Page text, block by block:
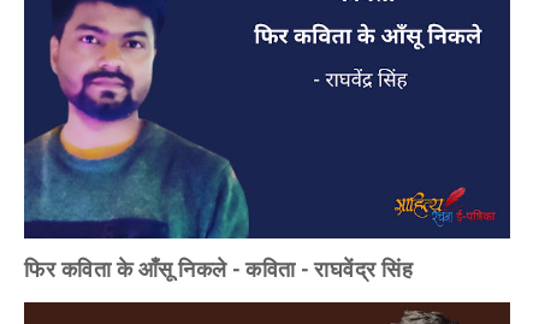
फिर कविता के आँसू निकले - कविता - राघवेंद्र सिंह